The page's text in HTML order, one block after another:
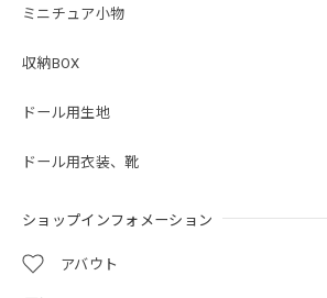
ミニチュア小物
収納BOX
ドール用生地
ドール用衣装、靴
ショップインフォメーション
アバウト